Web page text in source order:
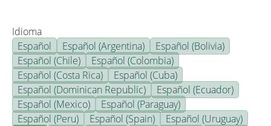
Idioma
Español
Español (Argentina)
Español (Bolivia)
Español (Chile)
Español (Colombia)
Español (Costa Rica)
Español (Cuba)
Español (Dominican Republic)
Español (Ecuador)
Español (Mexico)
Español (Paraguay)
Español (Peru)
Español (Spain)
Español (Uruguay)